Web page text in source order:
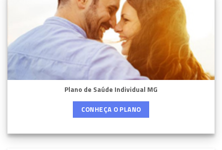
Plano de Saúde Individual MG
CONHEÇA O PLANO